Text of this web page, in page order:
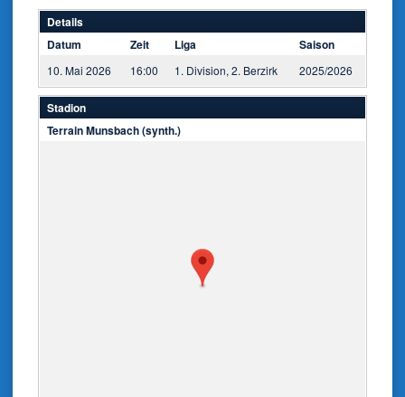
Details
Datum
Zeit Liga Saison
10. Mai 2026 16:00 1. Division, 2. Berzirk 2025/2026
Stadion
Terrain Munsbach (synth.)